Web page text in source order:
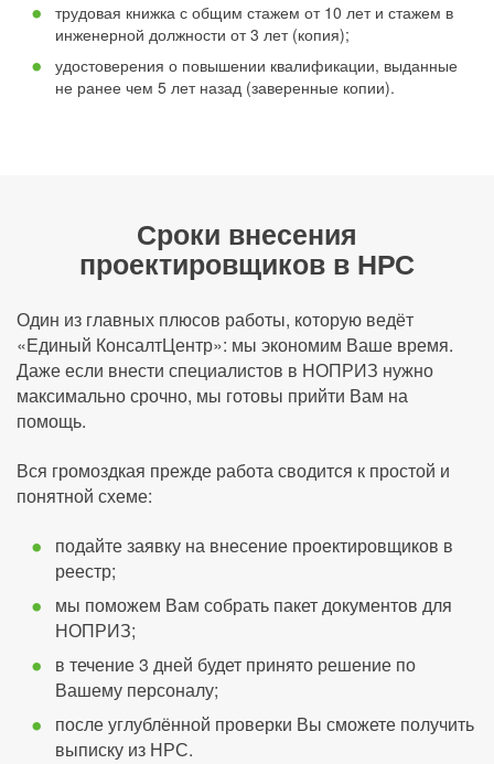
трудовая книжка с общим стажем от 10 лет и стажем в
инженерной должности от 3 лет (копия);
удостоверения о повышении квалификации, выданные
не ранее чем 5 лет назад (заверенные копии).
Сроки внесения
проектировщиков в НРС
Один из главных плюсов работы, которую ведёт
«Единый КонсалтЦентр»: мы экономим Ваше время.
Даже если внести специалистов в НОПРИЗ нужно
максимально срочно, мы готовы прийти Вам на
помощь.
Вся громоздкая прежде работа сводится к простой и
понятной схеме:
подайте заявку на внесение проектировщиков в
реестр;
мы поможем Вам собрать пакет документов для
НОПРИЗ;
в течение 3 дней будет принято решение по
Вашему персоналу;
после углублённой проверки Вы сможете получить
выписку из НРС.